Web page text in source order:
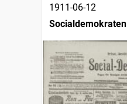
1911-06-12
Socialdemokraten